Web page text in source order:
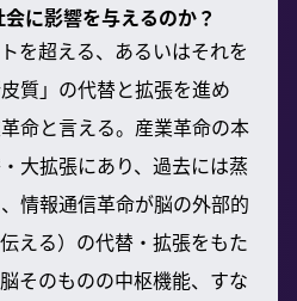
に影響を与えるのか？
を超える、あるいはそれを
質」の代替と拡張を進め
命と言える。産業革命の本
大拡張にあり、過去には蒸
情報通信革命が脳の外部的
える）の代替・拡張をもた
そのものの中枢機能、すな